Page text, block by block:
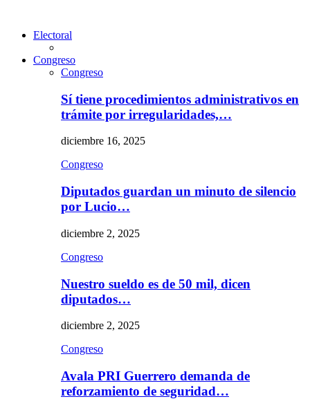
Electoral
Congreso
Congreso
Sí tiene procedimientos administrativos en
trámite por irregularidades,…
diciembre 16, 2025
Congreso
Diputados guardan un minuto de silencio
por Lucio…
diciembre 2, 2025
Congreso
Nuestro sueldo es de 50 mil, dicen
diputados…
diciembre 2, 2025
Congreso
Avala PRI Guerrero demanda de
reforzamiento de seguridad…